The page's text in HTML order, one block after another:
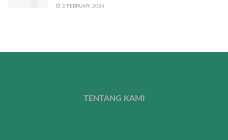
2 FEBRUARI 2024
TENTANG KAMI